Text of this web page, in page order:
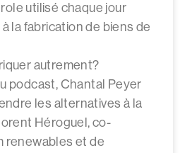
utilisé chaque jour
la fabrication de biens de
autrement?
podcast, Chantal Peyer
les alternatives à la
Héroguel, co-
renewables et de